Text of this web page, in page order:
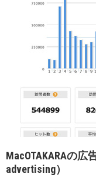
MacOTAKARAの広
advertising）